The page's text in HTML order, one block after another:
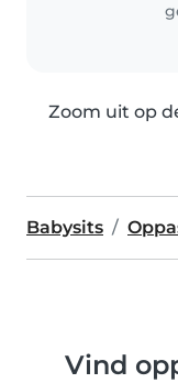
Zoom uit op
Babysits
Vind